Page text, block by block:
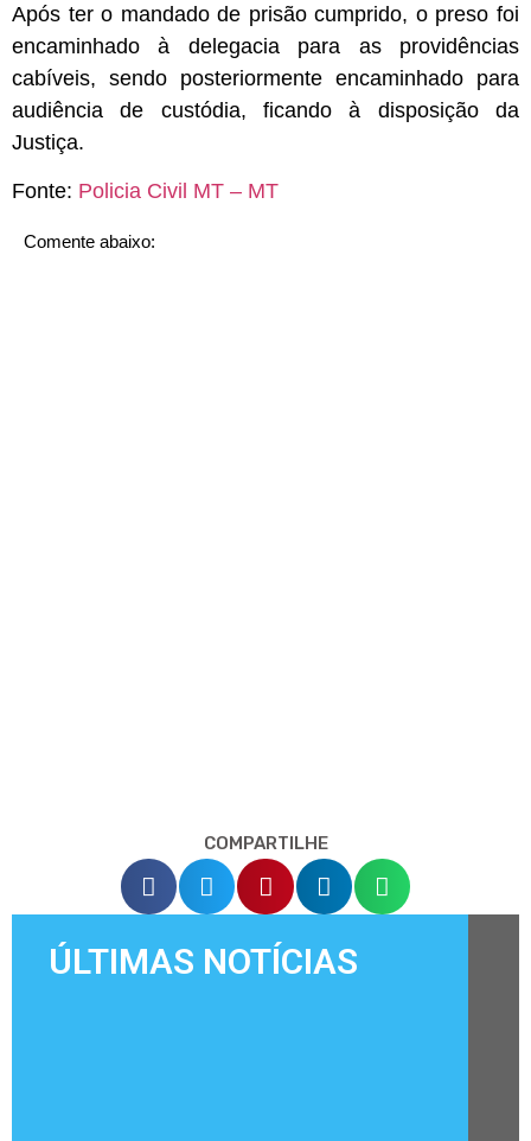
Após ter o mandado de prisão cumprido, o preso foi
encaminhado à delegacia para as providências
cabíveis, sendo posteriormente encaminhado para
audiência de custódia, ficando à disposição da
Justiça.
Fonte: Policia Civil MT – MT
Comente abaixo:
COMPARTILHE
ÚLTIMAS NOTÍCIAS